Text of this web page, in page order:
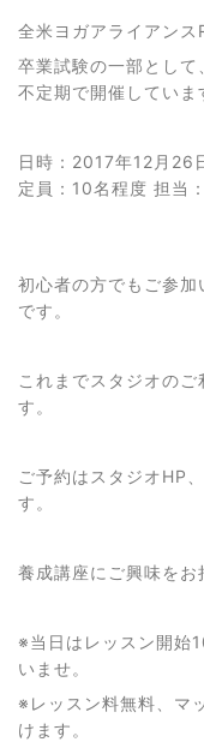
全米ヨガアライアン
卒業試験の一部とし
不定期で開催していま
日時：2017年12月
定員：10名程度 担当
初心者の方でもご参
です。
これまでスタジオの
す。
ご予約はスタジオHP
す。
養成講座にご興味をお
※当日はレッスン開始
いませ。
※レッスン料無料、マ
けます。